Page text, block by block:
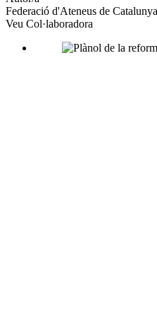
socials
Federació d'Ateneus de Catalunya
Veu Col·laboradora